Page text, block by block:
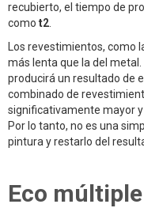
recubierto, el tiempo de
como t2
Los revestimientos, como
más lenta que la del
producirá un resultado de
combinado de
significativamente mayor y
Por lo tanto, no es una
pintura y restarlo del
Eco múltiple